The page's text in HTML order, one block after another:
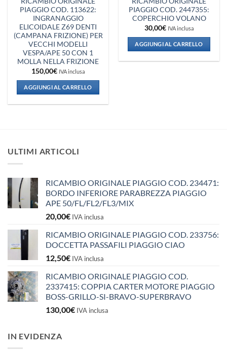
PIAGGIO COD. 113622:
INGRANAGGIO
ELICOIDALE Z69 DENTI
(CAMPANA FRIZIONE) PER
VECCHI MODELLI
VESPA/APE 50 CON 1
MOLLA NELLA FRIZIONE
150,00€ IVA inclusa
AGGIUNGI AL CARRELLO
PIAGGIO COD. 2447355:
COPERCHIO VOLANO
30,00€ IVA inclusa
AGGIUNGI AL CARRELLO
ULTIMI ARTICOLI
RICAMBIO ORIGINALE PIAGGIO COD. 234471:
BORDO INFERIORE PARABREZZA PIAGGIO
APE 50/FL/FL2/FL3/MIX
20,00€ IVA inclusa
RICAMBIO ORIGINALE PIAGGIO COD. 233756:
DOCCETTA PASSAFILI PIAGGIO CIAO
12,50€ IVA inclusa
RICAMBIO ORIGINALE PIAGGIO COD.
2337415: COPPIA CARTER MOTORE PIAGGIO
BOSS-GRILLO-SI-BRAVO-SUPERBRAVO
130,00€ IVA inclusa
IN EVIDENZA